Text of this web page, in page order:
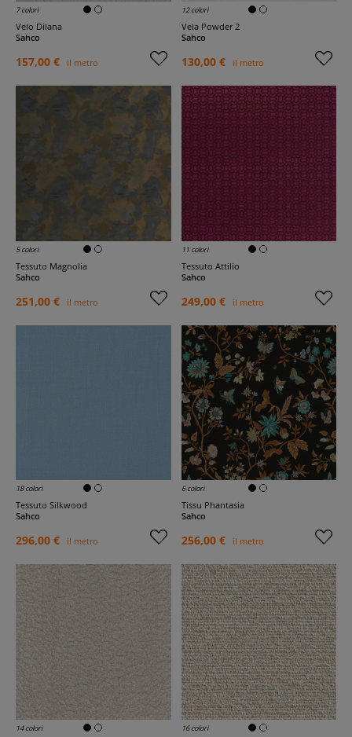
7 colori
Velo Dilana
Sahco
157,00 € il metro
12 colori
Vela Powder 2
Sahco
130,00 € il metro
5 colori
Tessuto Magnolia
Sahco
251,00 € il metro
11 colori
Tessuto Attilio
Sahco
249,00 € il metro
18 colori
Tessuto Silkwood
Sahco
296,00 € il metro
6 colori
Tissu Phantasia
Sahco
256,00 € il metro
14 colori 16 colori